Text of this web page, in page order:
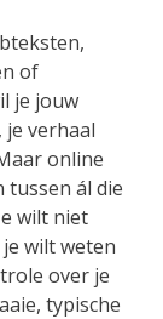
of
je jouw
je verhaal
online
tussen ál die
wilt niet
wilt weten
over je
typische